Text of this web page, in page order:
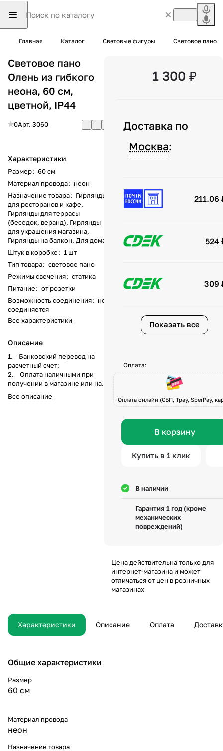
Главная Каталог Световые фигуры Световое пано
Световое пано
Олень из гибкого
неона, 60 см,
цветной, IP44
0Арт. 3060
Характеристики
Размер: 60 см
Материал провода: неон
Назначение товара: Гирлянды
для ресторанов и кафе,
Гирлянды для террасы
(беседок, веранд), Гирлянды
для украшения магазина,
Гирлянды на балкон, Для дома
Штук в коробке: 1 шт
Тип товара: световое пано
Режимы свечения: статика
Питание: от розетки
Возможность соединения: не
соединяется
Все характеристики
Описание
1. Банковский перевод на
расчетный счет;
2. Оплата наличными при
получении в магазине или на
складе компании а
также курьеру при доставке;
Все описание
1 300 ₽
Доставка по
Москва:
211.06
524
309
Показать все
Оплата:
Оплата онлайн (СБП, Tpay, SberPay,
В корзину
Купить в 1 клик
В наличии
Гарантия 1 год (кроме
механических
повреждений)
Цена действительна только для
интернет-магазина и может
отличаться от цен в розничных
магазинах
Характеристики Описание Оплата
Общие характеристики
Размер
60 см
Материал провода
неон
Назначение товара